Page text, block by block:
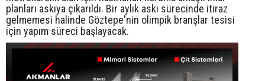
planları askıya çıkarıldı. Bir aylık askı sürecinde itiraz
gelmemesi halinde Göztepe'nin olimpik branşlar tesisi
için yapım süreci başlayacak.